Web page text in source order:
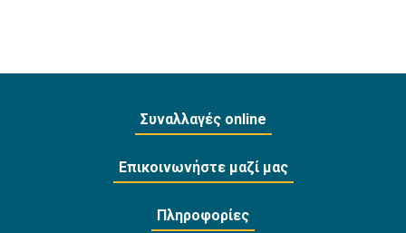
Συναλλαγές online
Επικοινωνήστε μαζί μας
Πληροφορίες